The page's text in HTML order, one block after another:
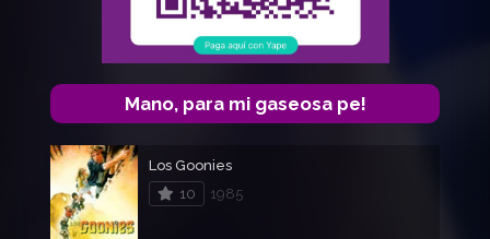
Mano, para mi gaseosa pe!
Los Goonies
10
1985